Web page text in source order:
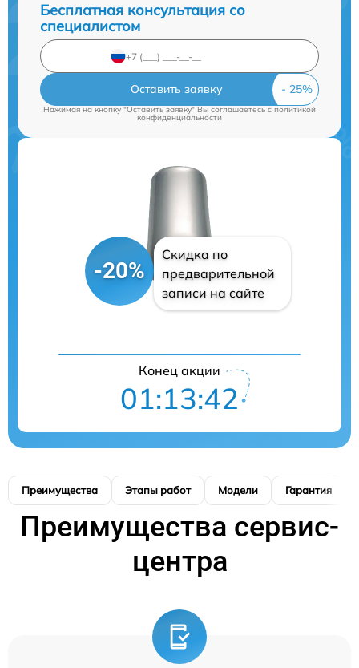
Бесплатная консультация со
специалистом
Оставить заявку
Нажимая на кнопку "Оставить заявку" Вы соглашаетесь cполитикой
конфиденциальности
-20%
Скидка по
предварительной
записи на сайте
Конец акции
01:13:41
Преимущества Этапы работ Модели Гарантия
Преимущества сервис-
центра